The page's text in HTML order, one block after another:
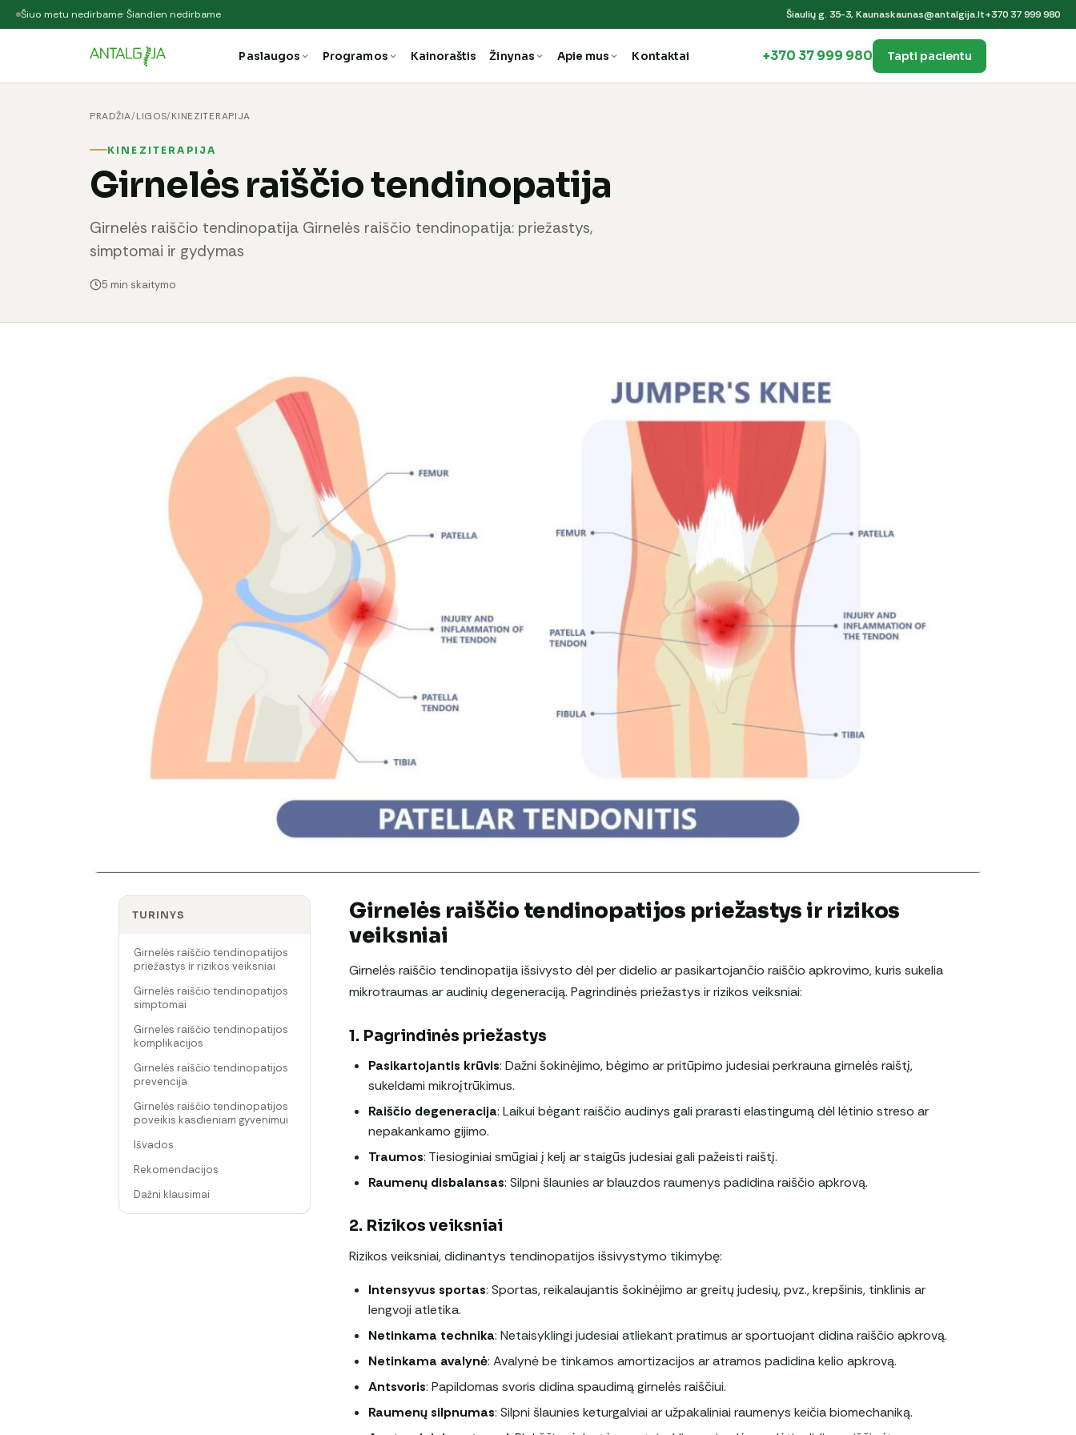
Šiuo metu nedirbame· Šiandien nedirbame Šiaulių g. 35-3, Kaunaskaunas@antalgija.lt+370 37 999 980
Paslaugos Programos Kainoraštis Žinynas Apie mus Kontaktai +370 37 999 980 Tapti pacientu
PRADŽIA/LIGOS/KINEZITERAPIJA
KINEZITERAPIJA
Girnelės raiščio tendinopatija
Girnelės raiščio tendinopatija Girnelės raiščio tendinopatija: priežastys,
simptomai ir gydymas
5 min skaitymo
TURINYS
Girnelės raiščio tendinopatijos
priežastys ir rizikos veiksniai
Girnelės raiščio tendinopatijos
simptomai
Girnelės raiščio tendinopatijos
komplikacijos
Girnelės raiščio tendinopatijos
prevencija
Girnelės raiščio tendinopatijos
poveikis kasdieniam gyvenimui
Išvados
Rekomendacijos
Dažni klausimai
Girnelės raiščio tendinopatijos priežastys ir rizikos
veiksniai
Girnelės raiščio tendinopatija išsivysto dėl per didelio ar pasikartojančio raiščio apkrovimo, kuris sukelia
mikrotraumas ar audinių degeneraciją. Pagrindinės priežastys ir rizikos veiksniai:
1. Pagrindinės priežastys
Pasikartojantis krūvis: Dažni šokinėjimo, bėgimo ar pritūpimo judesiai perkrauna girnelės raištį,
sukeldami mikroįtrūkimus.
Raiščio degeneracija: Laikui bėgant raiščio audinys gali prarasti elastingumą dėl lėtinio streso ar
nepakankamo gijimo.
Traumos: Tiesioginiai smūgiai į kelį ar staigūs judesiai gali pažeisti raištį.
Raumenų disbalansas: Silpni šlaunies ar blauzdos raumenys padidina raiščio apkrovą.
2. Rizikos veiksniai
Rizikos veiksniai, didinantys tendinopatijos išsivystymo tikimybę:
Intensyvus sportas: Sportas, reikalaujantis šokinėjimo ar greitų judesių, pvz., krepšinis, tinklinis ar
lengvoji atletika.
Netinkama technika: Netaisyklingi judesiai atliekant pratimus ar sportuojant didina raiščio apkrovą.
Netinkama avalynė: Avalynė be tinkamos amortizacijos ar atramos padidina kelio apkrovą.
Antsvoris: Papildomas svoris didina spaudimą girnelės raiščiui.
Raumenų silpnumas: Silpni šlaunies keturgalviai ar užpakaliniai raumenys keičia biomechaniką.